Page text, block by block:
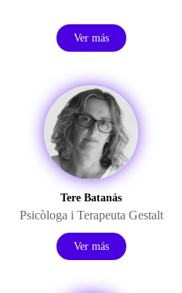
Ver más
Tere Batanás
Psicòloga i Terapeuta Gestalt
Ver más